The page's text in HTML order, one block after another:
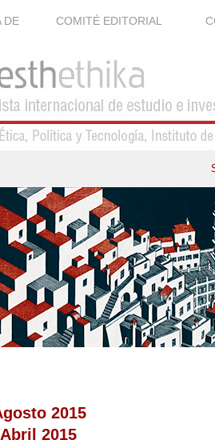
DE COMITÉ EDITORIAL
2015
2015